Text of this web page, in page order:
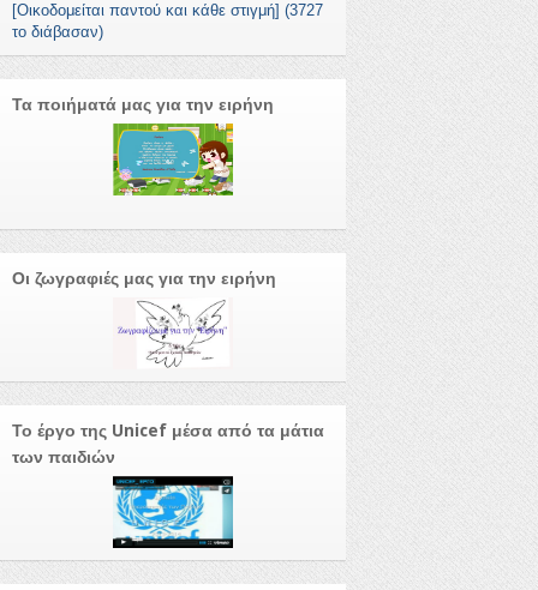
[Οικοδομείται παντού και κάθε στιγμή] (3727
το διάβασαν)
Τα ποιήματά μας για την ειρήνη
Οι ζωγραφιές μας για την ειρήνη
Το έργο της Unicef μέσα από τα μάτια
των παιδιών